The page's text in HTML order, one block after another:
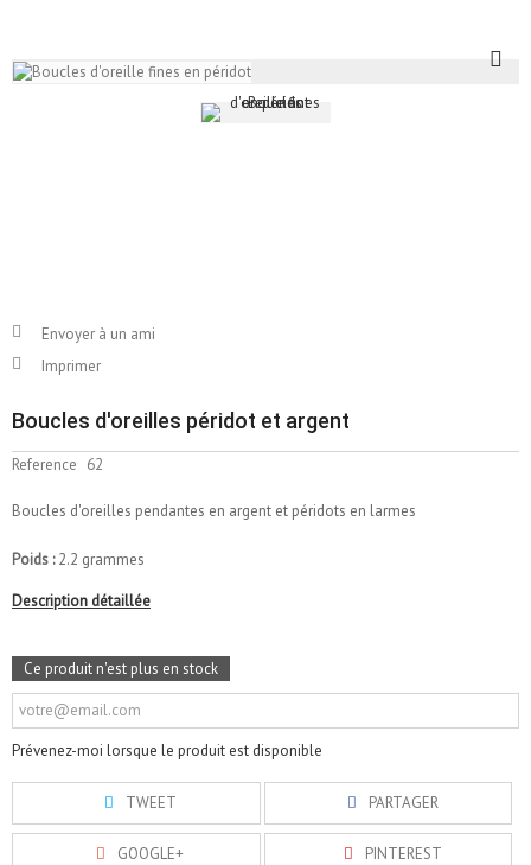
Envoyer à un ami
Imprimer
Boucles d'oreilles péridot et argent
Reference 62
Boucles d'oreilles pendantes en argent et péridots en larmes
Poids :2.2 grammes
Description détaillée
Ce produit n'est plus en stock
Prévenez-moi lorsque le produit est disponible
TWEET PARTAGER
GOOGLE+ PINTEREST